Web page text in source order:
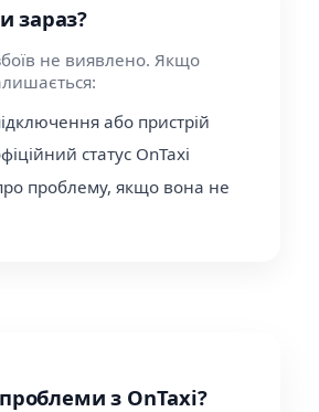
зараз?
не виявлено. Якщо
або пристрій
статус OnTaxi
проблему, якщо вона не
з OnTaxi?